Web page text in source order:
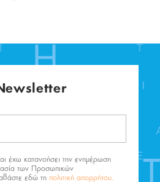
έχω κατανοήσει την ενημέρωση
των Προσωπικών
εδώ τη πολιτική απορρήτου.